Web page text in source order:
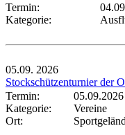
Termin:
Kategorie:
05.09. 2026
Stockschützenturnier der
Termin:
Kategorie:
Vereine
Ort: